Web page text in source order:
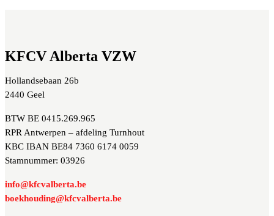
KFCV Alberta VZW
Hollandsebaan 26b
2440 Geel
BTW BE 0415.269.965
RPR Antwerpen – afdeling Turnhout
KBC IBAN BE84 7360 6174 0059
Stamnummer: 03926
info@kfcvalberta.be
boekhouding@kfcvalberta.be